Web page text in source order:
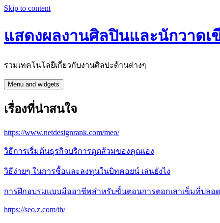
Skip to content
แสดงผลงานศิลปินและนักวาดเ
รวมเทคโนโลยีเกี่ยวกับงานศิลปะด้านต่างๆ
Menu and widgets
เรื่องที่น่าสนใจ
https://www.netdesignrank.com/meo/
วิธีการเริ่มต้นธุรกิจบริการดูดส้วมของคุณเอง
วิธีง่ายๆ ในการซื้อและลงทุนในบิทคอยน์ เล่นยังไง
การฝึกอบรมแบบมืออาชีพสำหรับขั้นตอนการตอกเสาเข็มที่ปลอ
https://seo.z.com/th/